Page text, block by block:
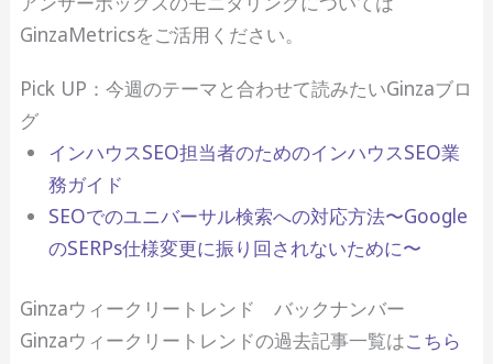
GinzaMetricsをご活用ください。
Pick UP：今週のテーマと合わせて読みたいGinzaブロ
グ
インハウスSEO担当者のためのインハウスSEO業
務ガイド
SEOでのユニバーサル検索への対応方法〜Google
のSERPs仕様変更に振り回されないために〜
Ginzaウィークリートレンド バックナンバー
Ginzaウィークリートレンドの過去記事一覧はこちら